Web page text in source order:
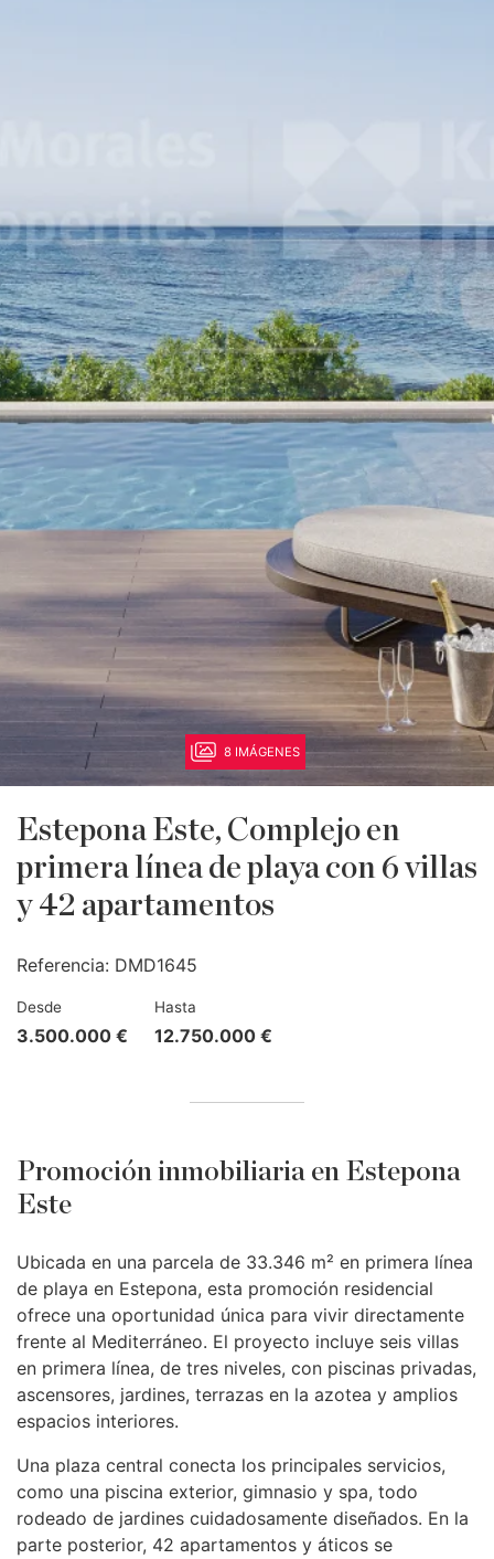
8 IMÁGENES
Estepona Este, Complejo en
primera línea de playa con 6 villas
y 42 apartamentos
Referencia: DMD1645
Desde
3.500.000 €
Hasta
12.750.000 €
Promoción inmobiliaria en Estepona
Este
Ubicada en una parcela de 33.346 m² en primera línea
de playa en Estepona, esta promoción residencial
ofrece una oportunidad única para vivir directamente
frente al Mediterráneo. El proyecto incluye seis villas
en primera línea, de tres niveles, con piscinas privadas,
ascensores, jardines, terrazas en la azotea y amplios
espacios interiores.
Una plaza central conecta los principales servicios,
como una piscina exterior, gimnasio y spa, todo
rodeado de jardines cuidadosamente diseñados. En la
parte posterior, 42 apartamentos y áticos se